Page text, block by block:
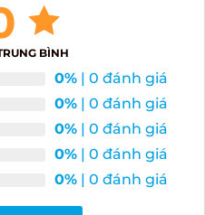
BÌNH
0%| 0 đánh giá
0%| 0 đánh giá
0%| 0 đánh giá
0%| 0 đánh giá